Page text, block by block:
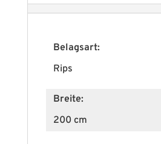
Belagsart:
Rips
Breite:
200 cm